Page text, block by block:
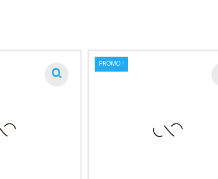
PROMO !